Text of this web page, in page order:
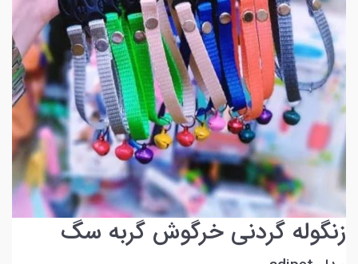
زنگوله گردنی خرگوش گربه سگ